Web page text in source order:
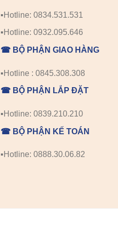
▪️Hotline: 0834.531.531
▪️Hotline: 0932.095.646
☎ BỘ PHẬN GIAO HÀNG
▪️Hotline : 0845.308.308
☎ BỘ PHẬN LẮP ĐẶT
▪️Hotline: 0839.210.210
☎ BỘ PHẬN KẾ TOÁN
▪️Hotline: 0888.30.06.82